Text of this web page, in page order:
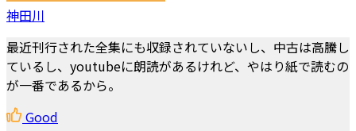
神田川
最近刊行された全集にも収録されていないし、中古は高騰し
ているし、youtubeに朗読があるけれど、やはり紙で読むの
が一番であるから。
Good